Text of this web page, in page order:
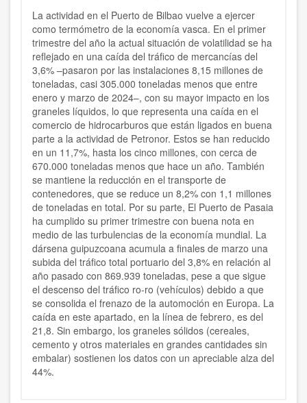
La actividad en el Puerto de Bilbao vuelve a ejercer
como termómetro de la economía vasca. En el primer
trimestre del año la actual situación de volatilidad se ha
reflejado en una caída del tráfico de mercancías del
3,6% –pasaron por las instalaciones 8,15 millones de
toneladas, casi 305.000 toneladas menos que entre
enero y marzo de 2024–, con su mayor impacto en los
graneles líquidos, lo que representa una caída en el
comercio de hidrocarburos que están ligados en buena
parte a la actividad de Petronor. Estos se han reducido
en un 11,7%, hasta los cinco millones, con cerca de
670.000 toneladas menos que hace un año. También
se mantiene la reducción en el transporte de
contenedores, que se reduce un 8,2% con 1,1 millones
de toneladas en total. Por su parte, El Puerto de Pasaia
ha cumplido su primer trimestre con buena nota en
medio de las turbulencias de la economía mundial. La
dársena guipuzcoana acumula a finales de marzo una
subida del tráfico total portuario del 3,8% en relación al
año pasado con 869.939 toneladas, pese a que sigue
el descenso del tráfico ro-ro (vehículos) debido a que
se consolida el frenazo de la automoción en Europa. La
caída en este apartado, en la línea de febrero, es del
21,8. Sin embargo, los graneles sólidos (cereales,
cemento y otros materiales en grandes cantidades sin
embalar) sostienen los datos con un apreciable alza del
44%.